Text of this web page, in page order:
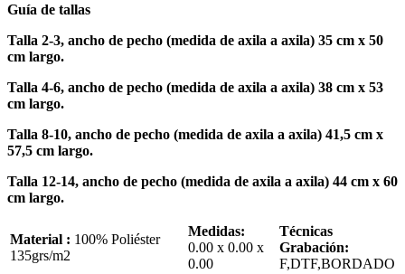
Guía de tallas
Talla 2-3, ancho de pecho (medida de axila a axila) 35 cm x 50
cm largo.
Talla 4-6, ancho de pecho (medida de axila a axila) 38 cm x 53
cm largo.
Talla 8-10, ancho de pecho (medida de axila a axila) 41,5 cm x
57,5 cm largo.
Talla 12-14, ancho de pecho (medida de axila a axila) 44 cm x 60
cm largo.
Material : 100% Poliéster
135grs/m2
Medidas:
0.00 x 0.00 x
0.00
Técnicas
Grabación:
F,DTF,BORDADO